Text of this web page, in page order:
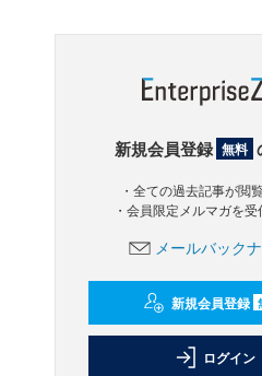
新規会員登録 無料
・全ての過去記事が閲
・会員限定メルマガを
メールバック
新規会員登録
ログイン